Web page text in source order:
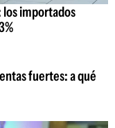
los importados
fuertes: a qué